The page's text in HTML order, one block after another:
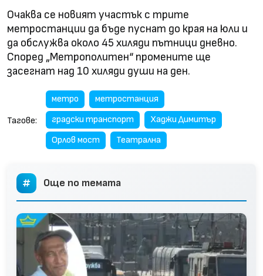
Очаква се новият участък с трите
метростанции да бъде пуснат до края на юли и
да обслужва около 45 хиляди пътници дневно.
Според „Метрополитен“ промените ще
засегнат над 10 хиляди души на ден.
Тагове:
метро
метростанция
градски транспорт
Хаджи Димитър
Орлов мост
Театрална
Още по темата